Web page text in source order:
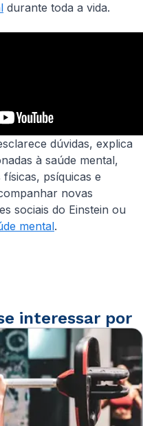
durante toda a vida.
dúvidas, explica
à saúde mental,
psíquicas e
novas
sociais do Einstein ou
mental.
interessar por